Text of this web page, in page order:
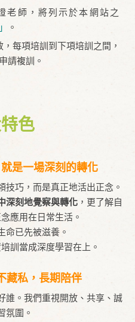
老師，將列示於本網站之
。
每項培訓到下項培訓之間，
請複訓。
色
是一場深刻的轉化
技巧，而是真正地活出正念。
深刻地覺察與轉化，更了解自
應用在日常生活。
命已先被滋養。
訓當成深度學習在上。
藏私，長期陪伴
誰。我們重視開放、共享、誠
氛圍。